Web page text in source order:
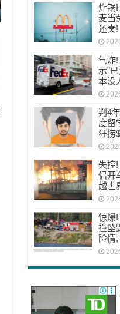
炸锅
麦当
还贵!
气炸!
示”
本没
判4
度留
狂捞
失控
侣开
越世
惊爆!
撞坠
险情